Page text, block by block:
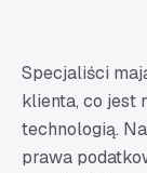
Specjaliści
klienta, co jest
technologią.
prawa